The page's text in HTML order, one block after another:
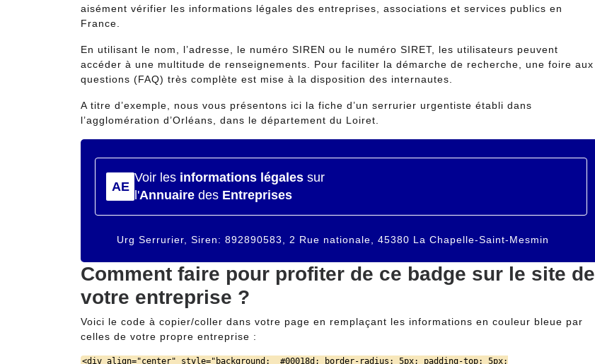
aisément vérifier les informations légales des entreprises, associations et services publics en
France.
En utilisant le nom, l’adresse, le numéro SIREN ou le numéro SIRET, les utilisateurs peuvent
accéder à une multitude de renseignements. Pour faciliter la démarche de recherche, une foire aux
questions (FAQ) très complète est mise à la disposition des internautes.
A titre d’exemple, nous vous présentons ici la fiche d’un serrurier urgentiste établi dans
l’agglomération d’Orléans, dans le département du Loiret.
Urg Serrurier, Siren: 892890583, 2 Rue nationale, 45380 La Chapelle-Saint-Mesmin
Comment faire pour profiter de ce badge sur le site de
votre entreprise ?
Voici le code à copier/coller dans votre page en remplaçant les informations en couleur bleue par
celles de votre propre entreprise :
<div align="center" style="background:  #00018d; border-radius: 5px; padding-top: 5px;